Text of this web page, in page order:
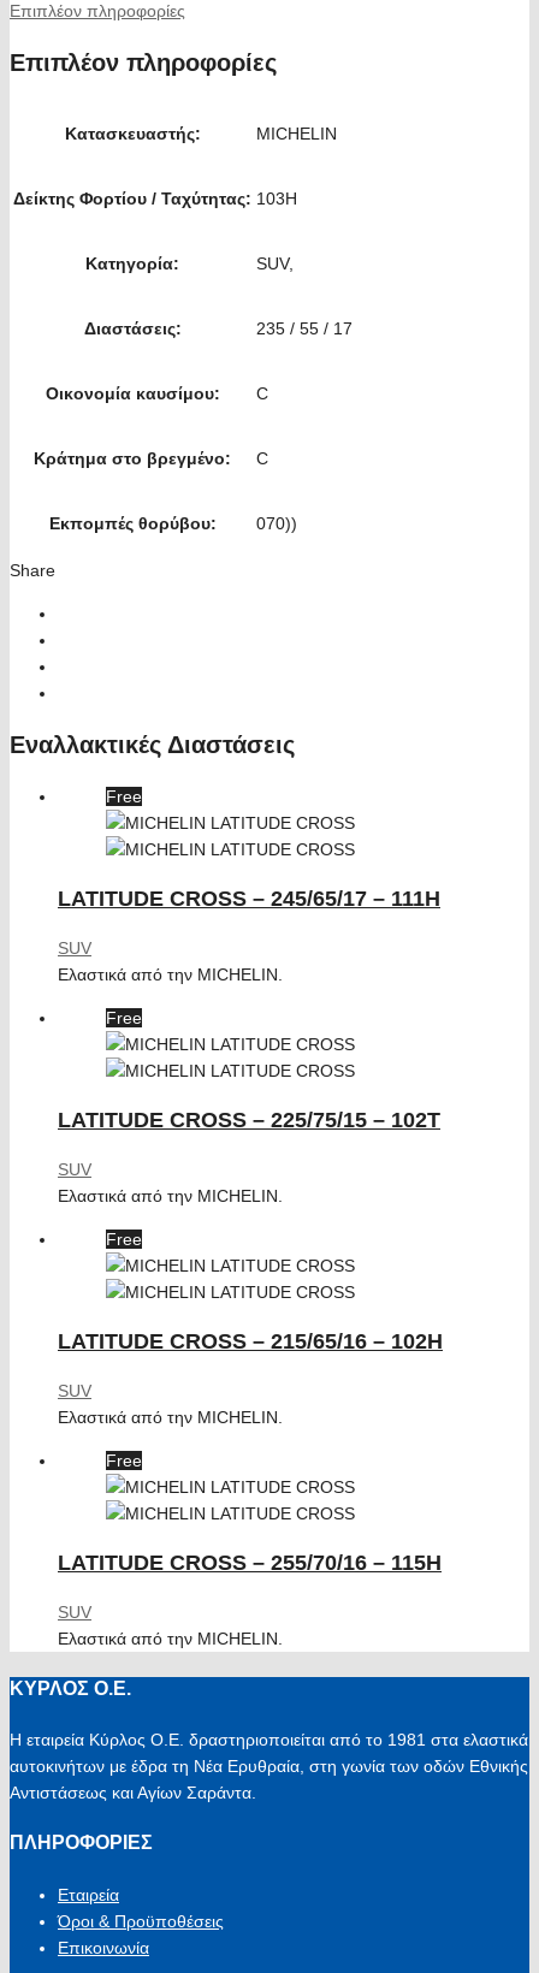
Επιπλέον πληροφορίες
Επιπλέον πληροφορίες
Κατασκευαστής: MICHELIN
Δείκτης Φορτίου / Ταχύτητας: 103H
Κατηγορία: SUV,
Διαστάσεις: 235 / 55 / 17
Οικονομία καυσίμου: C
Κράτημα στο βρεγμένο: C
Εκπομπές θορύβου: 070))
Share
Εναλλακτικές Διαστάσεις
Free
LATITUDE CROSS – 245/65/17 – 111H
SUV
Ελαστικά από την MICHELIN.
Free
LATITUDE CROSS – 225/75/15 – 102T
SUV
Ελαστικά από την MICHELIN.
Free
LATITUDE CROSS – 215/65/16 – 102H
SUV
Ελαστικά από την MICHELIN.
Free
LATITUDE CROSS – 255/70/16 – 115H
SUV
Ελαστικά από την MICHELIN.
ΚΥΡΛΟΣ Ο.Ε.
Η εταιρεία Κύρλος Ο.Ε. δραστηριοποιείται από το 1981 στα ελαστικά
αυτοκινήτων με έδρα τη Νέα Ερυθραία, στη γωνία των οδών Εθνικής
Αντιστάσεως και Αγίων Σαράντα.
ΠΛΗΡΟΦΟΡΙΕΣ
Εταιρεία
Όροι & Προϋποθέσεις
Επικοινωνία